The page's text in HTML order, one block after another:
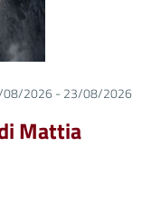
2026 - 23/08/2026
Mattia